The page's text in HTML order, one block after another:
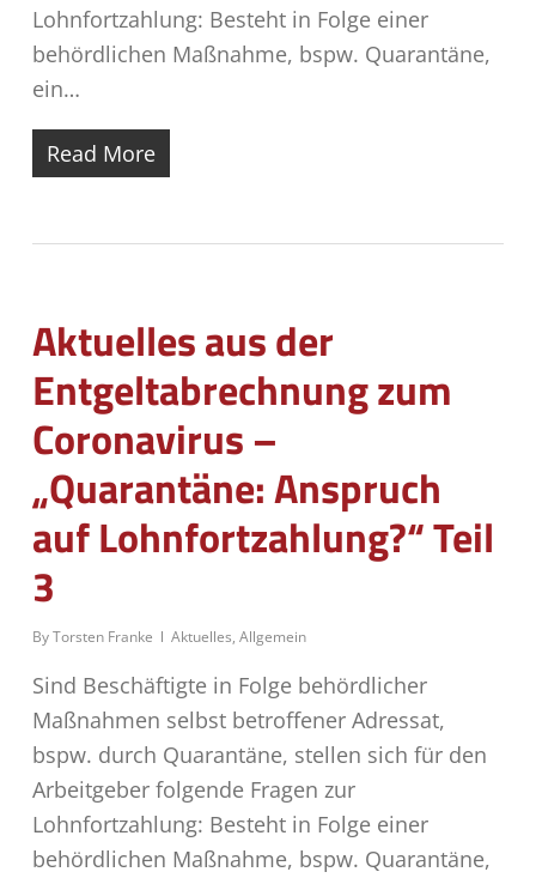
Lohnfortzahlung: Besteht in Folge einer
behördlichen Maßnahme, bspw. Quarantäne,
ein…
Read More
Aktuelles aus der
Entgeltabrechnung zum
Coronavirus –
„Quarantäne: Anspruch
auf Lohnfortzahlung?“ Teil
3
ByTorsten Franke Aktuelles, Allgemein
Sind Beschäftigte in Folge behördlicher
Maßnahmen selbst betroffener Adressat,
bspw. durch Quarantäne, stellen sich für den
Arbeitgeber folgende Fragen zur
Lohnfortzahlung: Besteht in Folge einer
behördlichen Maßnahme, bspw. Quarantäne,